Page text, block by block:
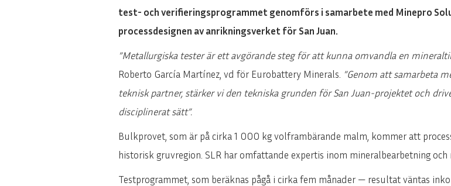
test- och verifieringsprogrammet genomförs i samarbete med Minepro
processdesignen av anrikningsverket för San Juan.
”Metallurgiska tester är ett avgörande steg för att kunna omvandla en
Roberto García Martínez, vd för Eurobattery Minerals. ”Genom att samarbeta
teknisk partner, stärker vi den tekniska grunden för San Juan-projektet och
disciplinerat sätt”.
Bulkprovet, som är på cirka 1 000 kg volframbärande malm, kommer att
historisk gruvregion. SLR har omfattande expertis inom mineralbearbetning
Testprogrammet, som beräknas pågå i cirka fem månader — resultat väntas